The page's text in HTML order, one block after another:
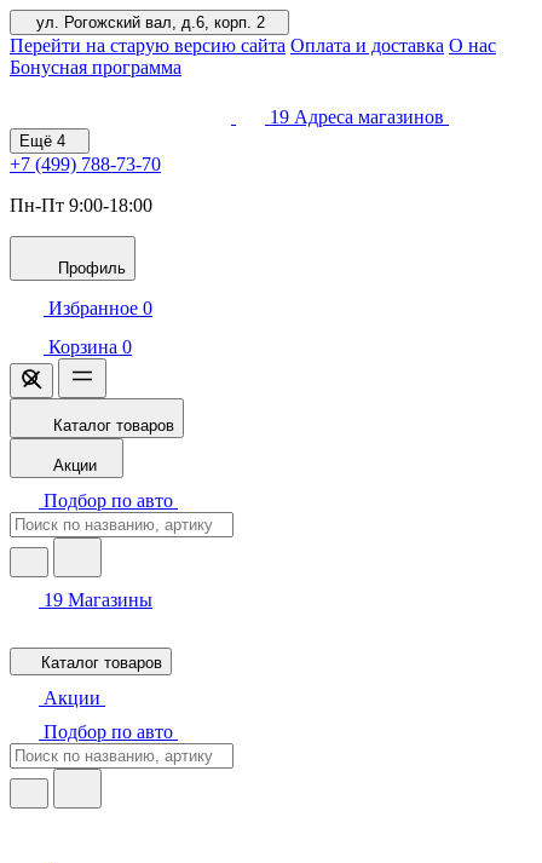
ул. Рогожский вал, д.6, корп. 2
Перейти на старую версию сайта Оплата и доставка О нас
Бонусная программа
19 Адреса магазинов
Ещё 4
+7 (499) 788-73-70
Пн-Пт 9:00-18:00
Профиль
Избранное 0
Корзина 0
Каталог товаров
Акции
Подбор по авто
19 Магазины
Каталог товаров
Акции
Подбор по авто